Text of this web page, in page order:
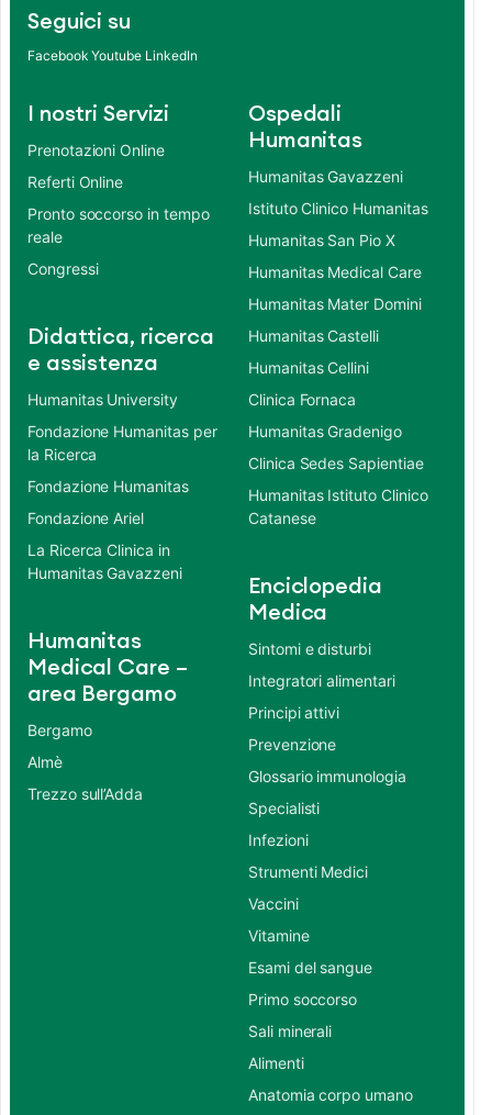
Seguici su
Facebook Youtube LinkedIn
I nostri Servizi
Prenotazioni Online
Referti Online
Pronto soccorso in tempo
reale
Congressi
Didattica, ricerca
e assistenza
Humanitas University
Fondazione Humanitas per
la Ricerca
Fondazione Humanitas
Fondazione Ariel
La Ricerca Clinica in
Humanitas Gavazzeni
Humanitas
Medical Care –
area Bergamo
Bergamo
Almè
Trezzo sull’Adda
Ospedali
Humanitas
Humanitas Gavazzeni
Istituto Clinico Humanitas
Humanitas San Pio X
Humanitas Medical Care
Humanitas Mater Domini
Humanitas Castelli
Humanitas Cellini
Clinica Fornaca
Humanitas Gradenigo
Clinica Sedes Sapientiae
Humanitas Istituto Clinico
Catanese
Enciclopedia
Medica
Sintomi e disturbi
Integratori alimentari
Principi attivi
Prevenzione
Glossario immunologia
Specialisti
Infezioni
Strumenti Medici
Vaccini
Vitamine
Esami del sangue
Primo soccorso
Sali minerali
Alimenti
Anatomia corpo umano